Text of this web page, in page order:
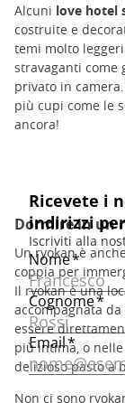
Alcuni love hotel
costruite e
temi molto
stravaganti come
privato in camera.
più cupi come le
ancora!
Dormire in un
Un ryokan è
coppia per
Il ryokan è una
accompagnata
essere
più intima, o
delizioso pasto a
Non ci sono